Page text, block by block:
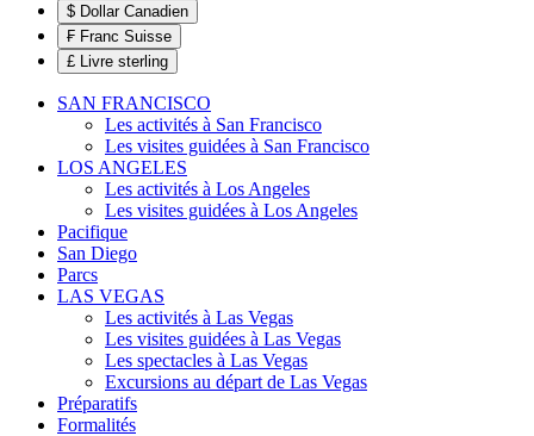
$ Dollar Canadien
₣ Franc Suisse
£ Livre sterling
SAN FRANCISCO
Les activités à San Francisco
Les visites guidées à San Francisco
LOS ANGELES
Les activités à Los Angeles
Les visites guidées à Los Angeles
Pacifique
San Diego
Parcs
LAS VEGAS
Les activités à Las Vegas
Les visites guidées à Las Vegas
Les spectacles à Las Vegas
Excursions au départ de Las Vegas
Préparatifs
Formalités